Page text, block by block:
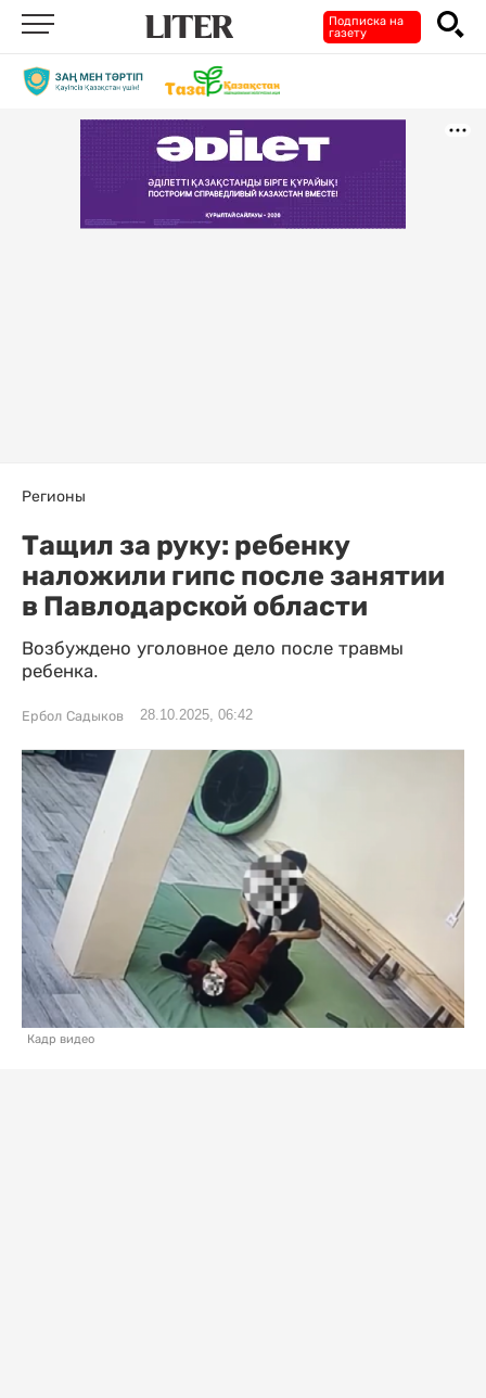
Подписка на
газету
Регионы
Тащил за руку: ребенку
наложили гипс после занятии
в Павлодарской области
Возбуждено уголовное дело после травмы
ребенка.
Ербол Садыков 28.10.2025, 06:42
Кадр видео